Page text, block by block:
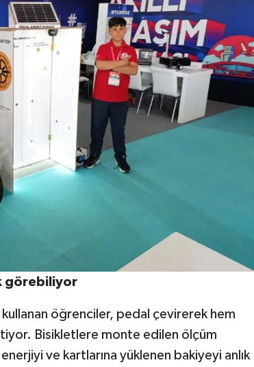
görebiliyor
öğrenciler, pedal çevirerek hem
Bisikletlere monte edilen ölçüm
ve kartlarına yüklenen bakiyeyi anlık